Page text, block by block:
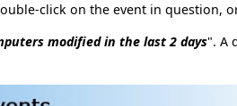
click on the event in question,
modified in the last 2 days". A